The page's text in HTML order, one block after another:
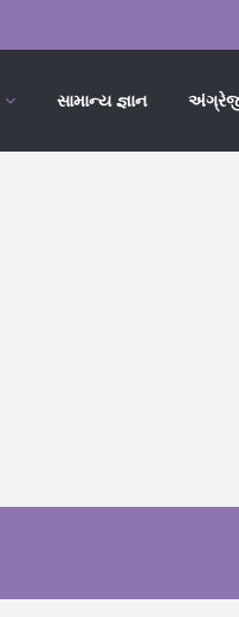
સામાન્ય જ્ઞાન